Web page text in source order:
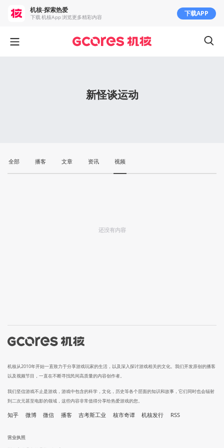
新怪谈运动
全部 播客 文章 资讯 视频
还没有内容
机核从2010年开始一直致力于分享游戏玩家的生活，以及深入探讨游戏相关的文化。我们开发原创的播客
以及视频节目，一直在不断寻找民间高质量的内容创作者。
我们坚信游戏不止是游戏，游戏中包含的科学，文化，历史等各个层面的知识和故事，它们同时也会辐射
到二次元甚至电影的领域，这些内容非常值得分享给热爱游戏的您。
知乎 微博 微信 播客 吉考斯工业 核市奇谭 机核发行 RSS
营业执照
机核-探索热爱
下载 机核App 浏览更多精彩内容 下载APP